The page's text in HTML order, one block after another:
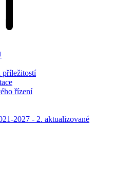
příležitostí
řízení
2027 - 2. aktualizované